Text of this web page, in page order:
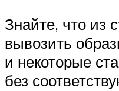
Знайте, что из
вывозить
и некоторые
без